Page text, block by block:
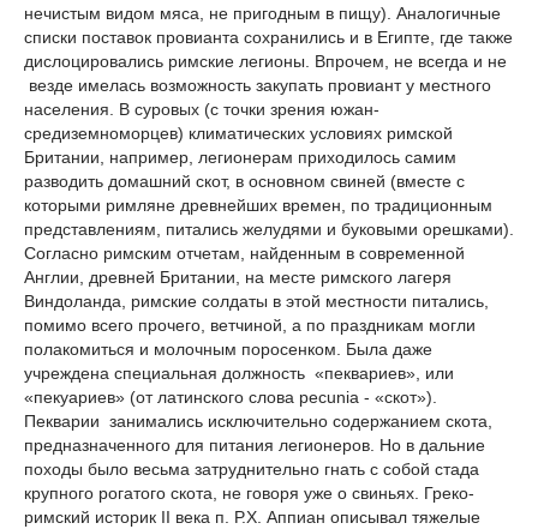
нечистым видом мяса, не пригодным в пищу). Аналогичные
списки поставок провианта сохранились и в Египте, где также
дислоцировались римские легионы. Впрочем, не всегда и не
везде имелась возможность закупать провиант у местного
населения. В суровых (с точки зрения южан-
средиземноморцев) климатических условиях римской
Британии, например, легионерам приходилось самим
разводить домашний скот, в основном свиней (вместе с
которыми римляне древнейших времен, по традиционным
представлениям, питались желудями и буковыми орешками).
Согласно римским отчетам, найденным в современной
Англии, древней Британии, на месте римского лагеря
Виндоланда, римские солдаты в этой местности питались,
помимо всего прочего, ветчиной, а по праздникам могли
полакомиться и молочным поросенком. Была даже
учреждена специальная должность «пеквариев», или
«пекуариев» (от латинского слова pеcunia - «скот»).
Пекварии занимались исключительно содержанием скота,
предназначенного для питания легионеров. Но в дальние
походы было весьма затруднительно гнать с собой стада
крупного рогатого скота, не говоря уже о свиньях. Греко-
римский историк II века п. Р.Х. Аппиан описывал тяжелые